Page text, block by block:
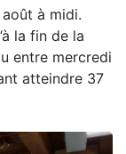
à midi.
la fin de la
entre mercredi
atteindre 37